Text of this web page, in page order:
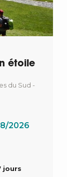
étoile
du Sud -
2026
jours